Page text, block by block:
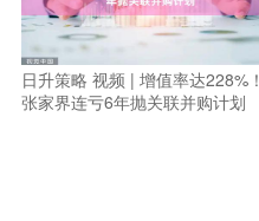
日升策略 视频 | 增值率达228%！
张家界连亏6年抛关联并购计划